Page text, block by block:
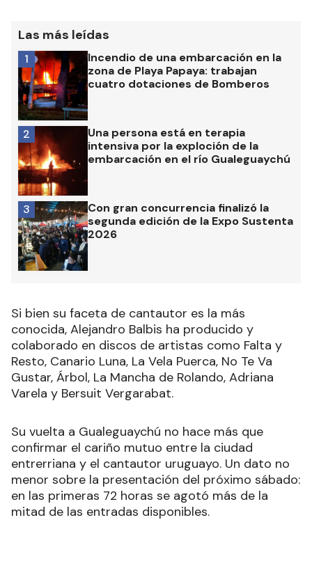
Las más leídas
Incendio de una embarcación en la
zona de Playa Papaya: trabajan
cuatro dotaciones de Bomberos
1
Una persona está en terapia
intensiva por la exploción de la
embarcación en el río Gualeguaychú
2
Con gran concurrencia finalizó la
segunda edición de la Expo Sustenta
2026
3
Si bien su faceta de cantautor es la más
conocida, Alejandro Balbis ha producido y
colaborado en discos de artistas como Falta y
Resto, Canario Luna, La Vela Puerca, No Te Va
Gustar, Árbol, La Mancha de Rolando, Adriana
Varela y Bersuit Vergarabat.
Su vuelta a Gualeguaychú no hace más que
confirmar el cariño mutuo entre la ciudad
entrerriana y el cantautor uruguayo. Un dato no
menor sobre la presentación del próximo sábado:
en las primeras 72 horas se agotó más de la
mitad de las entradas disponibles.